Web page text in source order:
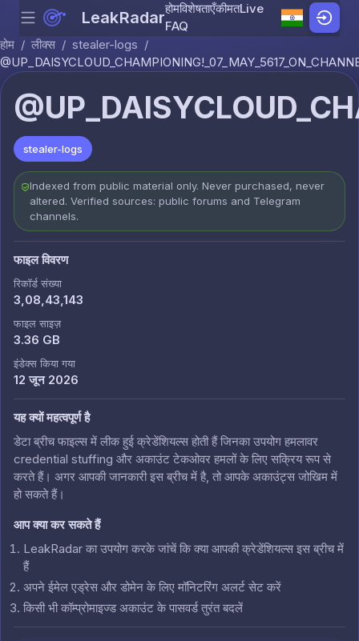
Skip to content
Menu LeakRadarहोमविशेषताएँकीमतLive
FAQ
होम / लीक्स / stealer-logs /
stealer-logs
Indexed from public material only. Never purchased, never
altered. Verified sources: public forums and Telegram
channels.
फाइल विवरण
रिकॉर्ड संख्या
3,08,43,143
फाइल साइज़
3.36 GB
इंडेक्स किया गया
12 जून 2026
यह क्यों महत्वपूर्ण है
डेटा ब्रीच फाइल्स में लीक हुई क्रेडेंशियल्स होती हैं जिनका उपयोग हमलावर
credential stuffing और अकाउंट टेकओवर हमलों के लिए सक्रिय रूप से
करते हैं। अगर आपकी जानकारी इस ब्रीच में है, तो आपके अकाउंट्स जोखिम में
हो सकते हैं।
आप क्या कर सकते हैं
LeakRadar का उपयोग करके जांचें कि क्या आपकी क्रेडेंशियल्स इस ब्रीच में
हैं
अपने ईमेल एड्रेस और डोमेन के लिए मॉनिटरिंग अलर्ट सेट करें
किसी भी कॉम्प्रोमाइज्ड अकाउंट के पासवर्ड तुरंत बदलें